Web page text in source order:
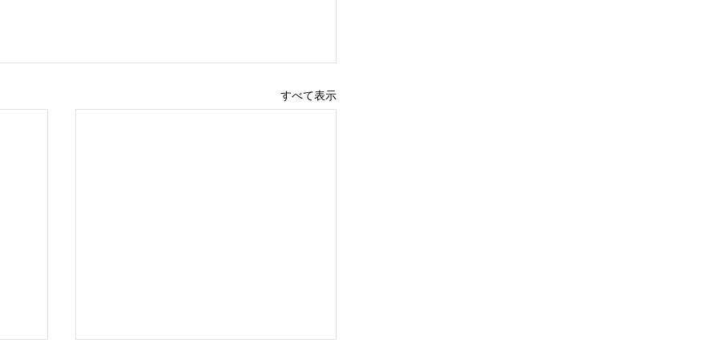
すべて表示